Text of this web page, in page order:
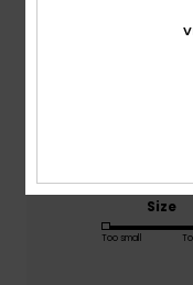
1
Size
Too small